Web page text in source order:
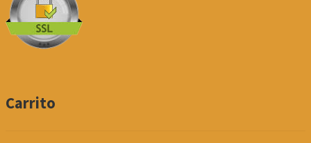
Carrito